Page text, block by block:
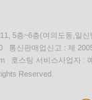
5층~6층(여의도동,일신
통신판매업신고 : 제
호스팅 서비스사업자 :
Reserved.